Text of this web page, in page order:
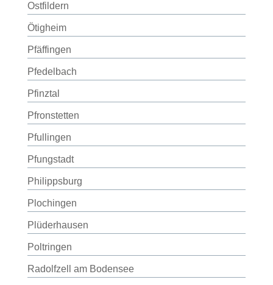
Ostfildern
Ötigheim
Pfäffingen
Pfedelbach
Pfinztal
Pfronstetten
Pfullingen
Pfungstadt
Philippsburg
Plochingen
Plüderhausen
Poltringen
Radolfzell am Bodensee